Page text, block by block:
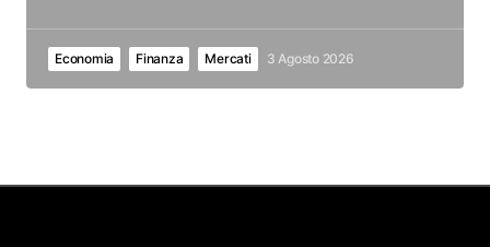
Economia Finanza Mercati 3 Agosto 2026